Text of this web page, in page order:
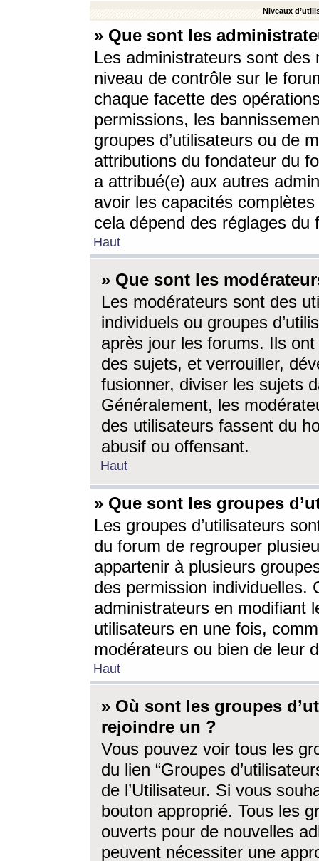
Niveaux
» Que sont les
Les administrateurs sont
niveau de contrôle sur le
chaque facette des
permissions, les
groupes d’utilisateurs ou de
attributions du fondateur du
a attribué(e) aux autres
avoir les capacités
cela dépend des réglages du
Haut
» Que sont les
Les modérateurs sont des
individuels ou groupes
après jour les forums. Ils ont
des sujets, et verrouiller,
fusionner, diviser les sujets
Généralement, les
des utilisateurs fassent du
abusif ou offensant.
Haut
» Que sont les groupes
Les groupes d’utilisateurs
du forum de regrouper
appartenir à plusieurs
des permission individuelles.
administrateurs en modifiant
utilisateurs en une fois,
modérateurs ou bien de leur
Haut
» Où sont les groupes
rejoindre un ?
Vous pouvez voir tous les
du lien “Groupes
de l’Utilisateur. Si vous
bouton approprié. Tous les
ouverts pour de nouvelles
peuvent nécessiter une